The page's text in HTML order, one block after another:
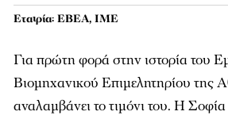
Εταιρία: ΕΒΕΑ, IME
Για πρώτη φορά στην ιστορία του
Βιοµηχανικού Επιµελητηρίου της
αναλαµβάνει το τιµόνι του. Η